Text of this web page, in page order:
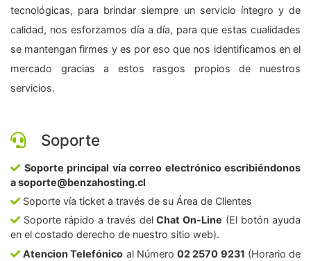
tecnológicas, para brindar siempre un servicio íntegro y de
calidad, nos esforzamos día a día, para que estas cualidades
se mantengan firmes y es por eso que nos identificamos en el
mercado gracias a estos rasgos propios de nuestros
servicios.
Soporte
Soporte principal vía correo electrónico escribiéndonos
a soporte@benzahosting.cl
Soporte vía ticket a través de su Área de Clientes
Soporte rápido a través delChat On-Line (El botón ayuda
en el costado derecho de nuestro sitio web).
Atencion Telefónico al Número02 2570 9231 (Horario de